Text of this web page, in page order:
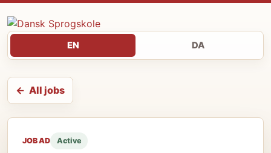
EN DA
All jobs
JOB AD Active